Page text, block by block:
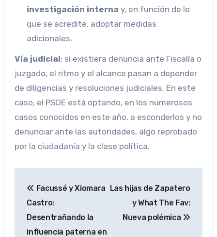
investigación interna y, en función de lo
que se acredite, adoptar medidas
adicionales.
Vía judicial: si existiera denuncia ante Fiscalía o
juzgado, el ritmo y el alcance pasan a depender
de diligencias y resoluciones judiciales. En este
caso, el PSOE está optando, en los numerosos
casos conocidos en este año, a esconderlos y no
denunciar ante las autoridades, algo reprobado
por la ciudadanía y la clase política.
de
entradas
Facussé y Xiomara
Castro:
Desentrañando la
influencia paterna en
Las hijas de Zapatero
y What The Fav:
Nueva polémica